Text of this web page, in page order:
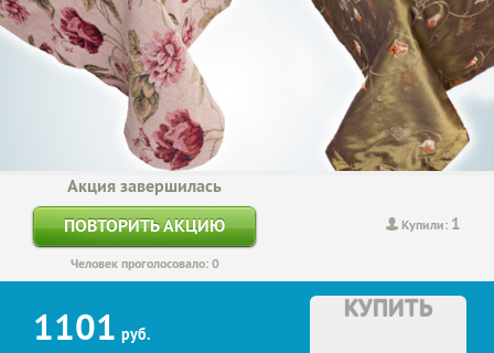
Купили: 1
Акция завершилась
ПОВТОРИТЬ АКЦИЮ
Человек проголосовало: 0
1101 руб.
КУПИТЬ